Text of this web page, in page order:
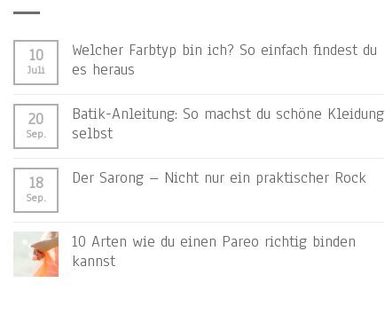
10
Juli
Welcher Farbtyp bin ich? So einfach findest du
es heraus
20
Sep.
Batik-Anleitung: So machst du schöne Kleidung
selbst
18
Sep.
Der Sarong – Nicht nur ein praktischer Rock
10 Arten wie du einen Pareo richtig binden
kannst